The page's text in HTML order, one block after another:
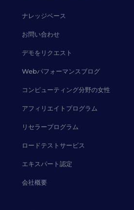
ナレッジベース
お問い合わせ
デモをリクエスト
Webパフォーマンスブログ
コンピューティング分野の女性
アフィリエイトプログラム
リセラープログラム
ロードテストサービス
エキスパート認定
会社概要